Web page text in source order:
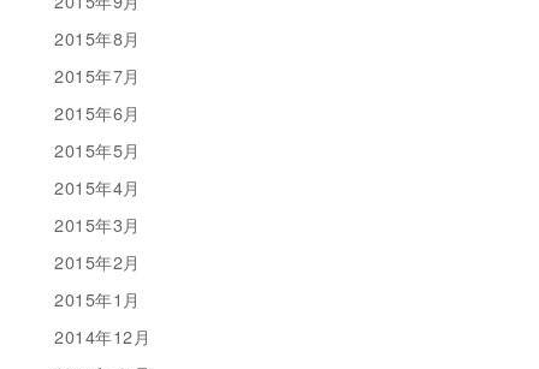
2015年8月
2015年7月
2015年6月
2015年5月
2015年4月
2015年3月
2015年2月
2015年1月
2014年12月